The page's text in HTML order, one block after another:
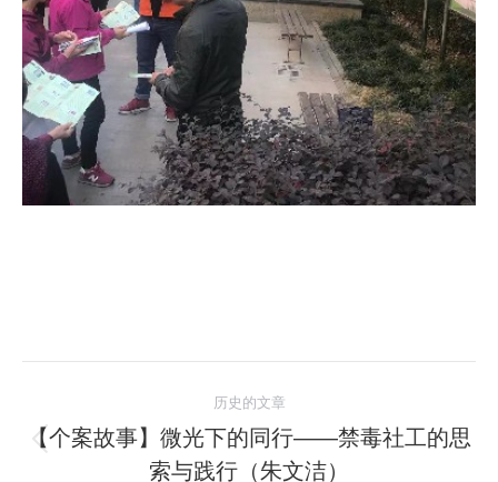
章
历史的文章
历
【个案故事】微光下的同行——禁毒社工的思
索与践行（朱文洁）